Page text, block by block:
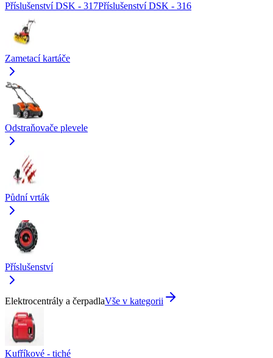
Příslušenství DSK - 317Příslušenství DSK - 316
Zametací kartáče
Odstraňovače plevele
Půdní vrták
Příslušenství
Elektrocentrály a čerpadlaVše v kategorii
Kufříkové - tiché